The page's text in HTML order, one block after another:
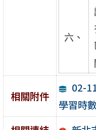
六、
相關附件
02-
學習時